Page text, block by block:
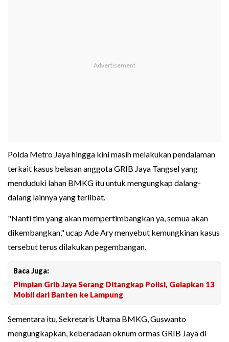
Polda Metro Jaya hingga kini masih melakukan pendalaman
terkait kasus belasan anggota GRIB Jaya Tangsel yang
menduduki lahan BMKG itu untuk mengungkap dalang-
dalang lainnya yang terlibat.
"Nanti tim yang akan mempertimbangkan ya, semua akan
dikembangkan," ucap Ade Ary menyebut kemungkinan kasus
tersebut terus dilakukan pegembangan.
Baca Juga:
Pimpian Grib Jaya Serang Ditangkap Polisi, Gelapkan 13
Mobil dari Banten ke Lampung
Sementara itu, Sekretaris Utama BMKG, Guswanto
mengungkapkan, keberadaan oknum ormas GRIB Jaya di